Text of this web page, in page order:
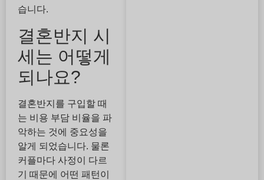
습니다.
결혼반지 시
세는 어떻게
되나요?
결혼반지를 구입할 때
는 비용 부담 비율을 파
악하는 것에 중요성을
알게 되었습니다. 물론
커플마다 사정이 다르
기 때문에 어떤 패턴이